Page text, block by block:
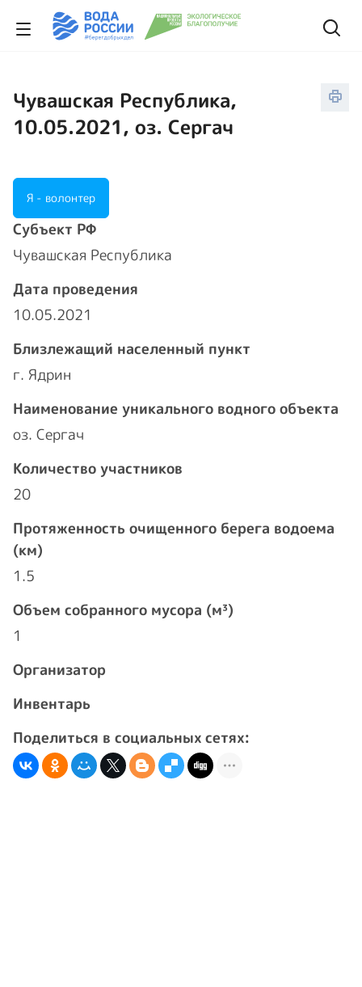
Чувашская Республика,
10.05.2021, оз. Сергач
Я - волонтер
Cубъект РФ
Чувашская Республика
Дата проведения
10.05.2021
Близлежащий населенный пункт
г. Ядрин
Наименование уникального водного объекта
оз. Сергач
Количество участников
20
Протяженность очищенного берега водоема
(км)
1.5
Объем собранного мусора (м³)
1
Организатор
Инвентарь
Поделиться в социальных сетях: